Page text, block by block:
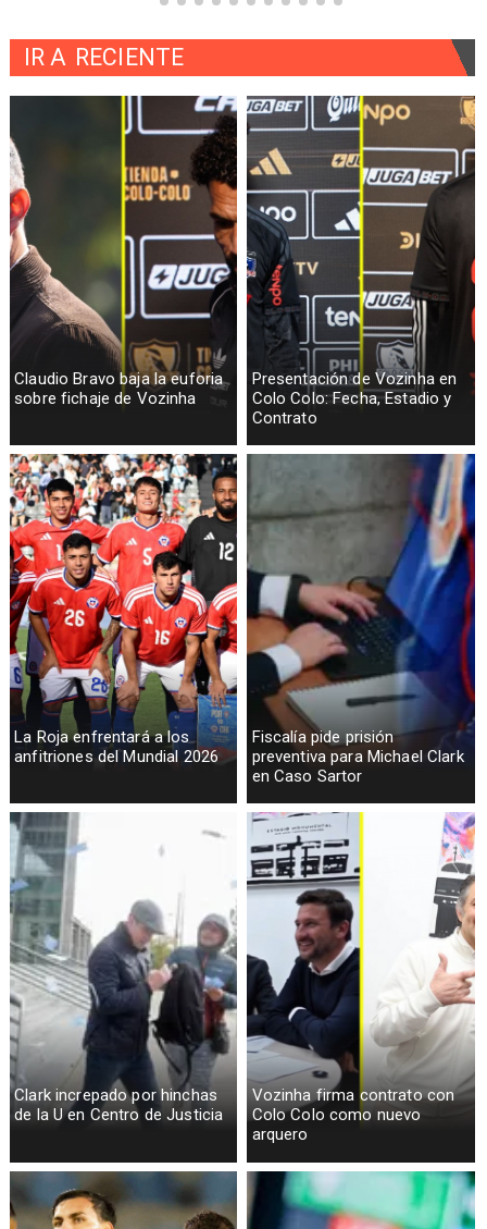
Claudio Bravo baja la euforia
sobre fichaje de Vozinha
Presentación de Vozinha en
Colo Colo: Fecha, Estadio y
Contrato
La Roja enfrentará a los
anfitriones del Mundial 2026
Fiscalía pide prisión
preventiva para Michael Clark
en Caso Sartor
Clark increpado por hinchas
de la U en Centro de Justicia
Vozinha firma contrato con
Colo Colo como nuevo
arquero
IR A RECIENTE